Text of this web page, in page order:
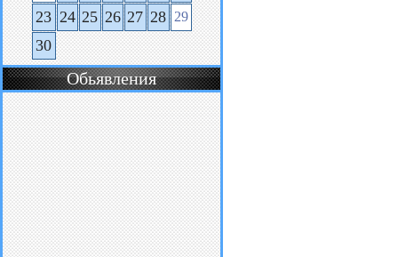
23 24 25 26 27 28 29
30
Обьявления